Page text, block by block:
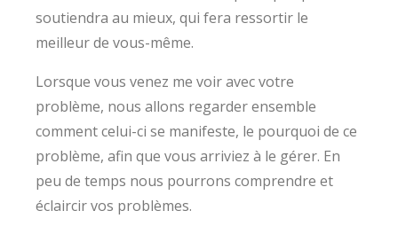
soutiendra au mieux, qui fera ressortir le
meilleur de vous-même.
Lorsque vous venez me voir avec votre
problème, nous allons regarder ensemble
comment celui-ci se manifeste, le pourquoi de ce
problème, afin que vous arriviez à le gérer. En
peu de temps nous pourrons comprendre et
éclaircir vos problèmes.